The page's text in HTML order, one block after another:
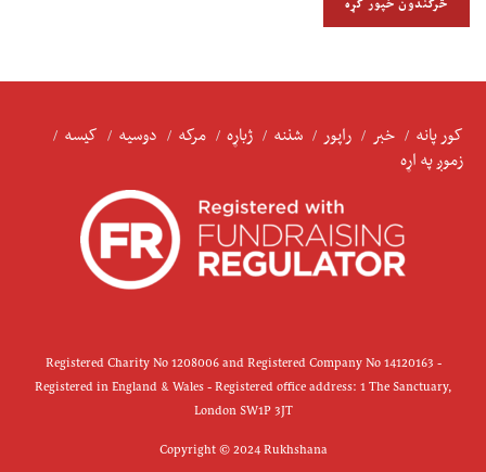
کور پانه خبر راپور شننه ژباړه مرکه دوسیه
کیسه
زموږ په اړه
Registered Charity No 1208006 and Registered Company No 14120163 -
Registered in England & Wales - Registered office address: 1 The Sanctuary,
London SW1P 3JT
Copyright © 2024 Rukhshana